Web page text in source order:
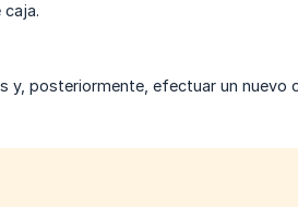
caja.
posteriormente, efectuar un nuevo